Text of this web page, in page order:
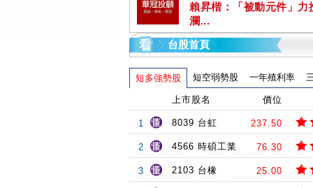
賴昇楷：「被動元件」力
瀾...
台股首頁
短多強勢股 短空弱勢股 一年殖利率
上市股名 價位
1 8039 台虹 237.50
2 4566 時碩工業 76.30
3 2103 台橡 25.00